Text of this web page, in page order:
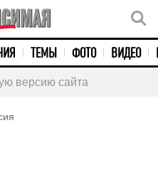
ТЕМЫ ФОТО ВИДЕО
версию сайта